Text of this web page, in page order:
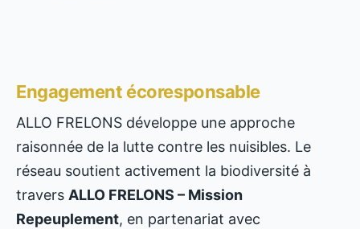
Engagement écoresponsable
ALLO FRELONS développe une approche
raisonnée de la lutte contre les nuisibles. Le
réseau soutient activement la biodiversité à
travers ALLO FRELONS – Mission
Repeuplement, en partenariat avec